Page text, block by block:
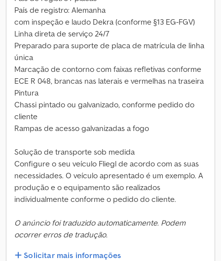
País de registro: Alemanha
com inspeção e laudo Dekra (conforme §13 EG-FGV)
Linha direta de serviço 24/7
Preparado para suporte de placa de matrícula de linha
única
Marcação de contorno com faixas refletivas conforme
ECE R 048, brancas nas laterais e vermelhas na traseira
Pintura
Chassi pintado ou galvanizado, conforme pedido do
cliente
Rampas de acesso galvanizadas a fogo
Solução de transporte sob medida
Configure o seu veículo Fliegl de acordo com as suas
necessidades. O veículo apresentado é um exemplo. A
produção e o equipamento são realizados
individualmente conforme o pedido do cliente.
O anúncio foi traduzido automaticamente. Podem
ocorrer erros de tradução.
Solicitar mais informações